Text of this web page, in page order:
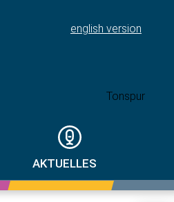
AKTUELLES
english version